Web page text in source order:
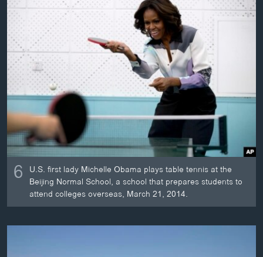
6 U.S. first lady Michelle Obama plays table tennis at the
Beijing Normal School, a school that prepares students to
attend colleges overseas, March 21, 2014.